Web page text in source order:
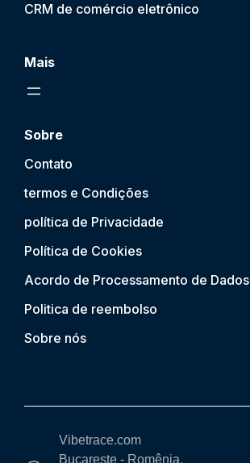
CRM de comércio eletrônico
Mais
Sobre
Contato
termos e Condições
política de Privacidade
Política de Cookies
Acordo de Processamento de Dados
Politica de reembolso
Sobre nós
Vibetrace.com
Bucareste - Romênia,